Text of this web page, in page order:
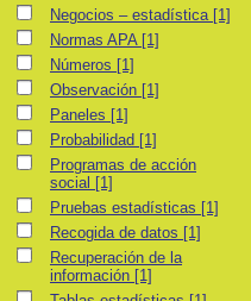
Negocios – estadística
Negocios – estadística [1]
Normas APA
Normas APA [1]
NúmerosNúmeros [1]
Observación
Observación [1]
PanelesPaneles [1]
Probabilidad
Probabilidad [1]
Programas de acción social
Programas de acción
social [1]
Pruebas estadísticas
Pruebas estadísticas [1]
Recogida de datos
Recogida de datos [1]
Recuperación de la información
Recuperación de la
información [1]